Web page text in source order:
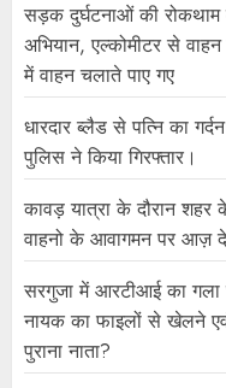
सड़क दुर्घटनाओं की
अभियान, एल्कोमीटर से
में वाहन चलाते पाए गए
धारदार ब्लैड से पत्नि का
पुलिस ने किया गिरफ्तार।
कावड़ यात्रा के दौरान शहर
वाहनो के आवागमन पर आज़
सरगुजा में आरटीआई का
नायक का फाइलों से खेलने
पुराना नाता?